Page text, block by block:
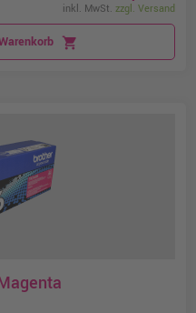
inkl. MwSt. zzgl. Versand
shopping_cart